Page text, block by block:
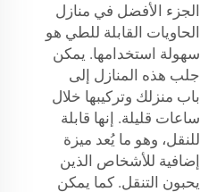
الجزء الأفضل في منازل
الحاويات القابلة للطي هو
سهولة استخدامها. يمكن
جلب هذه المنازل إلى
باب منزلك وتركيبها خلال
ساعات قليلة. إنها قابلة
للنقل، وهو ما يُعد ميزة
إضافية للأشخاص الذين
يحبون التنقل. كما يمكن